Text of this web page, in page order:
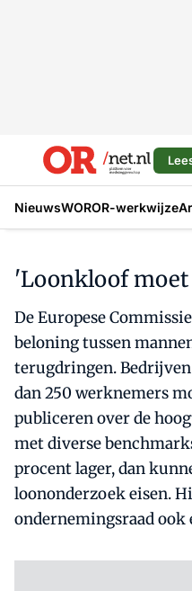
NieuwsWOROR-werkwijze
'Loonkloof
De Europese
beloning tussen
terugdringen.
dan 250 werknemers
publiceren over de
met diverse
procent lager, dan
loononderzoek eisen.
ondernemingsraad ook